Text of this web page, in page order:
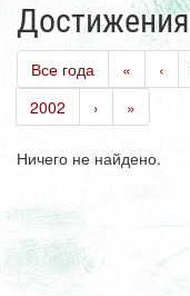
Достижения
Все года « ‹
2002
› »
Ничего не найдено.